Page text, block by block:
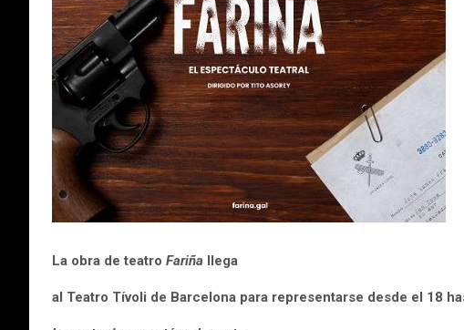
La obra de teatro Fariña llega
al Teatro Tívoli de Barcelona para representarse desde el 18